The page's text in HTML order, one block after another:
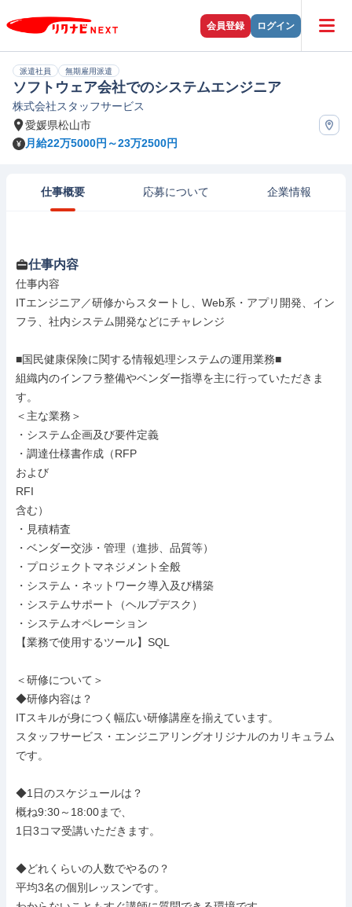
会員登録 ログイン
派遣社員 無期雇用派遣
ソフトウェア会社でのシステムエンジニア
株式会社スタッフサービス
愛媛県松山市
月給22万5000円～23万2500円
仕事概要 応募について 企業情報
仕事内容
仕事内容
ITエンジニア／研修からスタートし、Web系・アプリ開発、イン
フラ、社内システム開発などにチャレンジ
■国民健康保険に関する情報処理システムの運用業務■
組織内のインフラ整備やベンダー指導を主に行っていただきま
す。
＜主な業務＞
・システム企画及び要件定義
・調達仕様書作成（RFP
および
RFI
含む）
・見積精査
・ベンダー交渉・管理（進捗、品質等）
・プロジェクトマネジメント全般
・システム・ネットワーク導入及び構築
・システムサポート（ヘルプデスク）
・システムオペレーション
【業務で使用するツール】SQL
＜研修について＞
◆研修内容は？
ITスキルが身につく幅広い研修講座を揃えています。
スタッフサービス・エンジニアリングオリジナルのカリキュラム
です。
◆1日のスケジュールは？
概ね9:30～18:00まで、
1日3コマ受講いただきます。
◆どれくらいの人数でやるの？
平均3名の個別レッスンです。